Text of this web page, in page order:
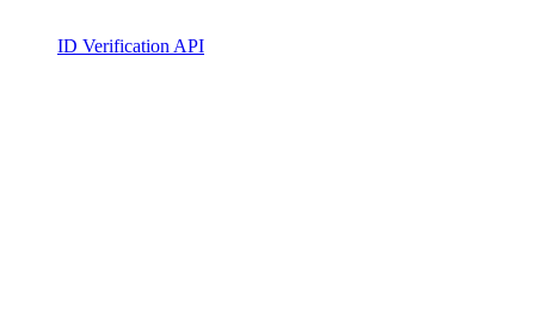
ID Verification API